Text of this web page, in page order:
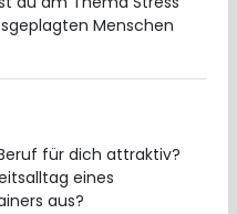
Menschen
für dich attraktiv?
eines
aus?